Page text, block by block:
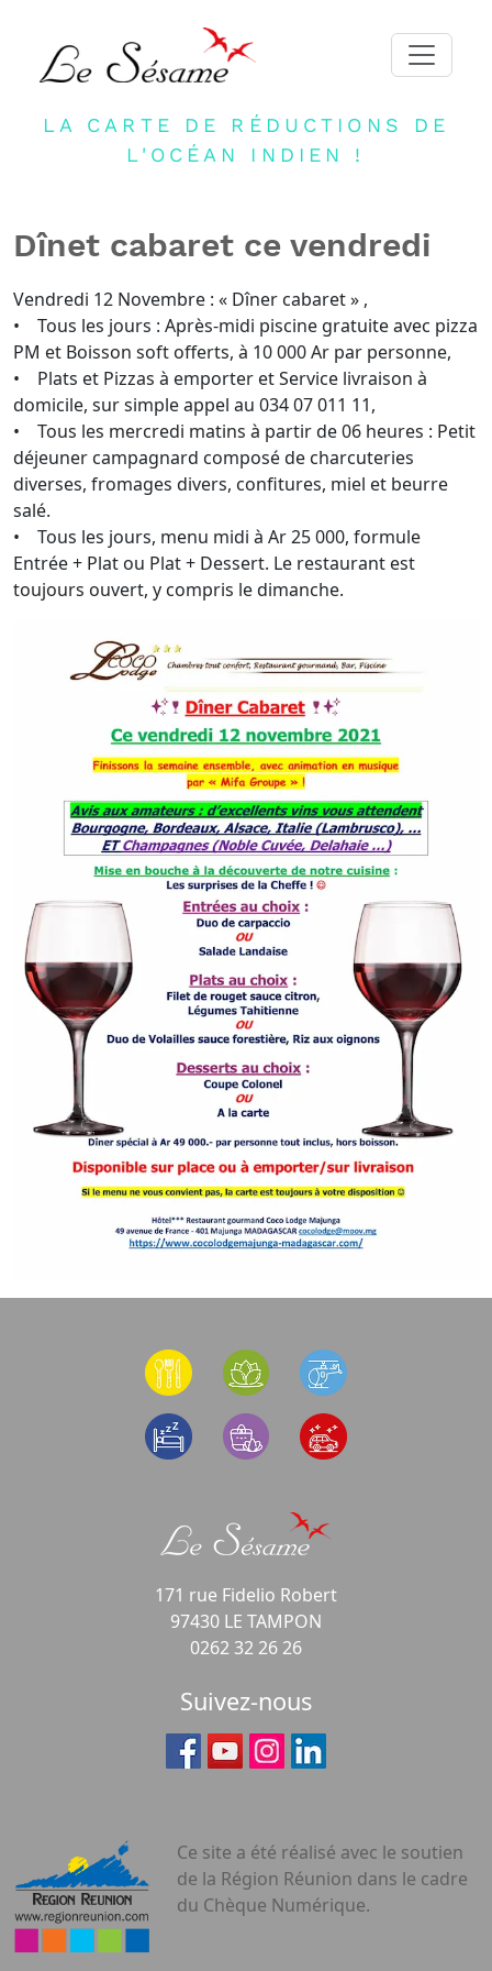
ACCUEIL
BLOG
NEWSLETTER
CONTACT
DEVENIR PARTENAIRE
CONNEXION
FR
LA CARTE DE RÉDUCTIONS DE
L'OCÉAN INDIEN !
Dînet cabaret ce vendredi
Vendredi 12 Novembre : « Dîner cabaret » ,
• Tous les jours : Après-midi piscine gratuite avec pizza
PM et Boisson soft offerts, à 10 000 Ar par personne,
• Plats et Pizzas à emporter et Service livraison à
domicile, sur simple appel au 034 07 011 11,
• Tous les mercredi matins à partir de 06 heures : Petit
déjeuner campagnard composé de charcuteries
diverses, fromages divers, confitures, miel et beurre
salé.
• Tous les jours, menu midi à Ar 25 000, formule
Entrée + Plat ou Plat + Dessert. Le restaurant est
toujours ouvert, y compris le dimanche.
171 rue Fidelio Robert
97430 LE TAMPON
0262 32 26 26
Suivez-nous
Ce site a été réalisé avec le soutien
de la Région Réunion dans le cadre
du Chèque Numérique.